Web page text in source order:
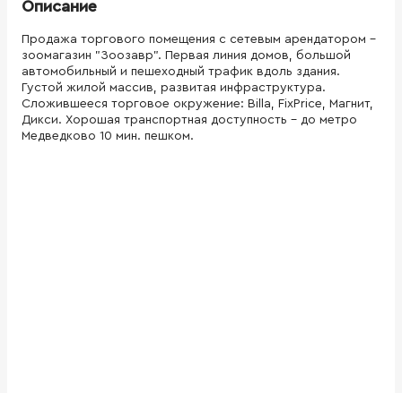
Описание
Продажа торгового помещения с сетевым арендатором -
зоомагазин "Зоозавр". Первая линия домов, большой
автомобильный и пешеходный трафик вдоль здания.
Густой жилой массив, развитая инфраструктура.
Сложившееся торговое окружение: Billa, FixPrice, Магнит,
Дикси. Хорошая транспортная доступность - до метро
Медведково 10 мин. пешком.